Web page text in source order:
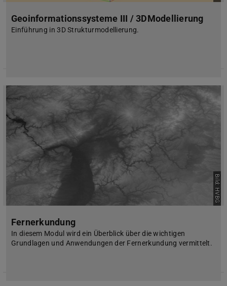
Geoinformationssysteme III / 3DModellierung
Einführung in 3D Strukturmodellierung.
Bild: HVBG
Fernerkundung
In diesem Modul wird ein Überblick über die wichtigen
Grundlagen und Anwendungen der Fernerkundung vermittelt.